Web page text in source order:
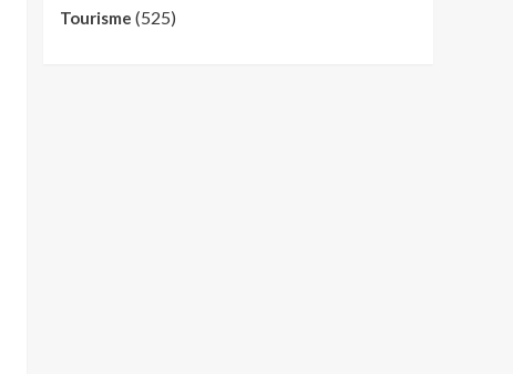
Tourisme (525)